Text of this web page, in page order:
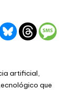
artificial,
que